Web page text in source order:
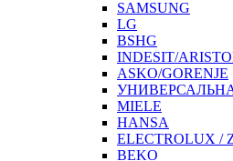
SAMSUNG
LG
BSHG
INDESIT/
ASKO/GORENJE
MIELE
HANSA
ELECTROLUX /
BEKO